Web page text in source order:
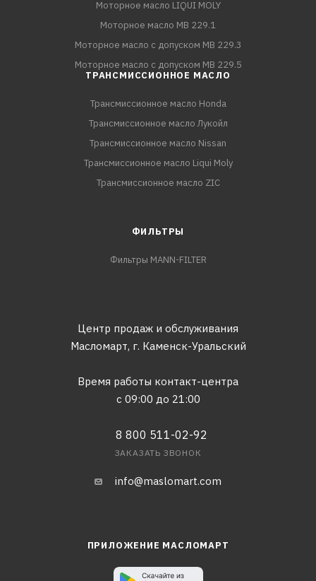
Моторное масло LIQUI MOLY
Моторное масло MB 229.1
Моторное масло с допуском MB 229.3
Моторное масло с допуском MB 229.5
ТРАНСМИССИОННОЕ МАСЛО
Трансмиссионное масло Honda
Трансмиссионное масло Лукойл
Трансмиссионное масло Nissan
Трансмиссионное масло Liqui Moly
Трансмиссионное масло ZIC
ФИЛЬТРЫ
Фильтры MANN-FILTER
Центр продаж и обслуживания
Масломарт, г. Каменск-Уральский
Время работы контакт-центра
с 09:00 до 21:00
8 800 511-02-92
ЗАКАЗАТЬ ЗВОНОК
info@maslomart.com
ПРИЛОЖЕНИЕ МАСЛОМАРТ